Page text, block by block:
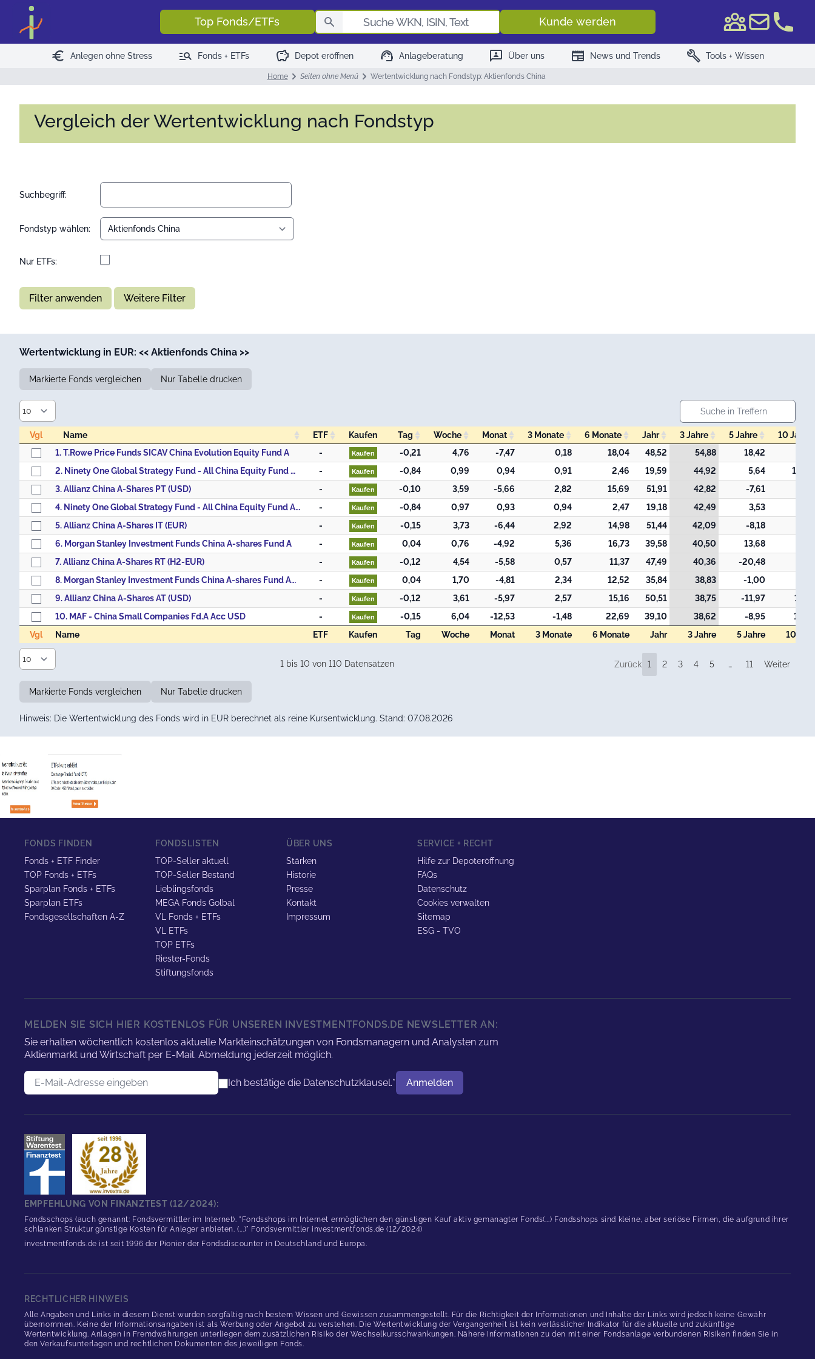
Top Fonds/ETFs Fondssuche WKN/ISIN
Kunde werden
euro Anlegen ohne Stress manage_search Fonds + ETFs savings Depot eröffnen support_agent Anlageberatung 3p Über uns newspaper News und Trends build Tools + Wissen
Home Seiten ohne Menü Wertentwicklung nach Fondstyp: Aktienfonds China
Vergleich der Wertentwicklung nach Fondstyp
Suchbegriff:
Fondstyp wählen:
Nur ETFs:
Filter anwenden Weitere Filter
Wertentwicklung in EUR: << Aktienfonds China >>
Markierte Fonds vergleichen Nur Tabelle drucken
Vgl Name ETF Kaufen Tag Woche Monat 3 Monate 6 Monate Jahr 3 Jahre 5 Jahre
10 Jahre
Vgl
Name Kaufen Tag Woche Monat 3 Monate 6 Monate Jahr 3 Jahre 5 Jahre
Vgl Name ETF Kaufen Tag Woche Monat 3 Monate 6 Monate Jahr 3 Jahre 5 Jahre 10
1. T.Rowe Price Funds SICAV China Evolution Equity Fund A - Kaufen -0,21 4,76 -7,47 0,18 18,04 48,52 54,88
18,42
2. Ninety One Global Strategy Fund - All China Equity Fund A Acc USD
- Kaufen -0,84 0,99 0,94 0,91 2,46 19,59 44,92 5,64
3. Allianz China A-Shares PT (USD)
- Kaufen -0,10 3,59 -5,66 2,82 15,69 51,91 42,82
-7,61
4. Ninety One Global Strategy Fund - All China Equity Fund A Inc USD
- Kaufen -0,84 0,97 0,93 0,94 2,47 19,18 42,49
3,53
5. Allianz China A-Shares IT (EUR)
- Kaufen -0,15 3,73 -6,44 2,92 14,98 51,44 42,09
-8,18
6. Morgan Stanley Investment Funds China A-shares Fund A
- Kaufen 0,04 0,76 -4,92 5,36 16,73 39,58 40,50
13,68
7. Allianz China A-Shares RT (H2-EUR)
- Kaufen -0,12 4,54 -5,58 0,57 11,37 47,49 40,36
-20,48
8. Morgan Stanley Investment Funds China A-shares Fund AH (EUR)
- Kaufen 0,04 1,70 -4,81 2,34 12,52 35,84 38,83
-1,00
9. Allianz China A-Shares AT (USD)
- Kaufen -0,12 3,61 -5,97 2,57 15,16 50,51 38,75 -11,97
10. MAF - China Small Companies Fd.A Acc USD
- Kaufen -0,15 6,04 -12,53 -1,48 22,69 39,10 38,62 -8,95
Vgl
Name ETF Kaufen Tag Woche Monat 3 Monate 6 Monate Jahr 3 Jahre 5 Jahre 10
1 bis 10 von 110 Datensätzen Zurück 1 2 3 4 5 … 11 Weiter
Markierte Fonds vergleichen Nur Tabelle drucken
Hinweis: Die Wertentwicklung des Fonds wird in EUR berechnet als reine Kursentwicklung. Stand: 07.08.2026
FONDS FINDEN
Fonds + ETF Finder
TOP Fonds + ETFs
Sparplan Fonds + ETFs
Sparplan ETFs
Fondsgesellschaften A-Z
FONDSLISTEN
TOP-Seller aktuell
TOP-Seller Bestand
Lieblingsfonds
MEGA Fonds Golbal
VL Fonds + ETFs
VL ETFs
TOP ETFs
Riester-Fonds
Stiftungsfonds
ÜBER UNS
Stärken
Historie
Presse
Kontakt
Impressum
SERVICE + RECHT
Hilfe zur Depoteröffnung
FAQs
Datenschutz
Cookies verwalten
Sitemap
ESG - TVO
MELDEN SIE SICH HIER KOSTENLOS FÜR UNSEREN INVESTMENTFONDS.DE NEWSLETTER AN:
Sie erhalten wöchentlich kostenlos aktuelle Markteinschätzungen von Fondsmanagern und Analysten zum
Aktienmarkt und Wirtschaft per E-Mail. Abmeldung jederzeit möglich.
E-Mail-Adresse
Ich bestätige die Datenschutzklausel.* Benutzername
Anmelden
EMPFEHLUNG VON FINANZTEST (12/2024):
Fondsschops (auch genannt: Fondsvermittler im Internet). "Fondsshops im Internet ermöglichen den günstigen Kauf aktiv gemanagter Fonds(...) Fondsshops sind kleine, aber seriöse Firmen, die aufgrund ihrer
schlanken Struktur günstige Kosten für Anleger anbieten. (...)" Fondsvermittler investmentfonds.de (12/2024)
investmentfonds.de ist seit 1996 der Pionier der Fondsdiscounter in Deutschland und Europa.
RECHTLICHER HINWEIS
Alle Angaben und Links in diesem Dienst wurden sorgfältig nach bestem Wissen und Gewissen zusammengestellt. Für die Richtigkeit der Informationen und Inhalte der Links wird jedoch keine Gewähr
übernommen. Keine der Informationsangaben ist als Werbung oder Angebot zu verstehen. Die Wertentwicklung der Vergangenheit ist kein verlässlicher Indikator für die aktuelle und zukünftige
Wertentwicklung. Anlagen in Fremdwährungen unterliegen dem zusätzlichen Risiko der Wechselkursschwankungen. Nähere Informationen zu den mit einer Fondsanlage verbundenen Risiken finden Sie in
den Verkaufsunterlagen und rechtlichen Dokumenten des jeweiligen Fonds.